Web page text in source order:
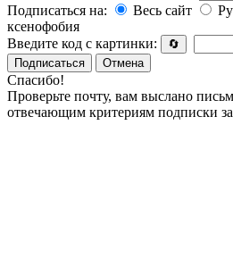
Подписаться на:
Весь сайт
ксенофобия
Введите код с картинки:
🔄
Подписаться
Отмена
Спасибо!
Проверьте почту, вам выслано
отвечающим критериям подписки за